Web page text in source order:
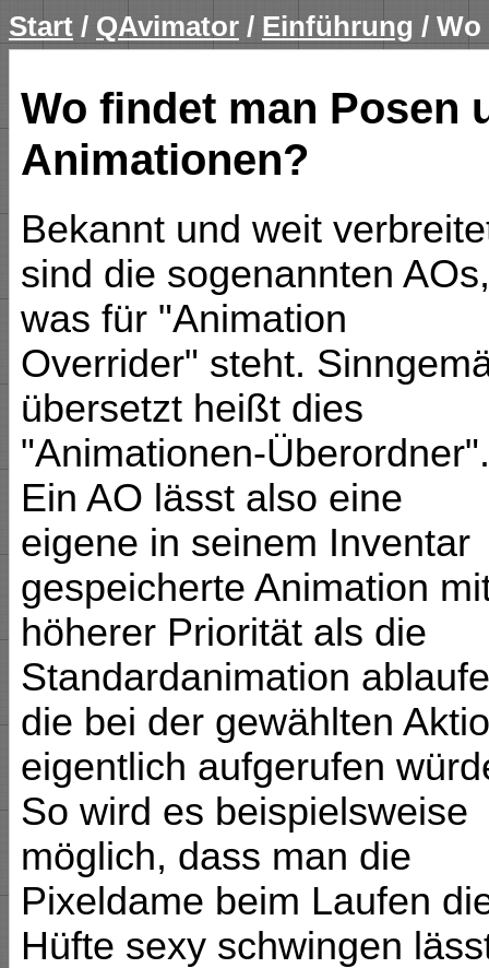
Start / QAvimator / Einführung /
Wo findet man Posen
Animationen?
Bekannt und weit
sind die sogenannten AOs,
was für "Animation
Overrider" steht.
übersetzt heißt dies
"Animationen-Überordner".
Ein AO lässt also eine
eigene in seinem Inventar
gespeicherte Animation
höherer Priorität als die
Standardanimation
die bei der gewählten
eigentlich aufgerufen
So wird es beispielsweise
möglich, dass man die
Pixeldame beim Laufen
Hüfte sexy schwingen